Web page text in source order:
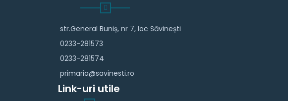
str.General Buniș, nr 7, loc Săvinești
0233-281573
0233-281574
primaria@savinesti.ro
Link-uri utile